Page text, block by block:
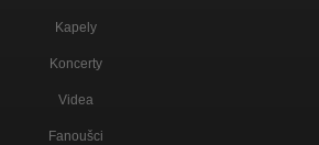
Kapely
Koncerty
Videa
Fanoušci